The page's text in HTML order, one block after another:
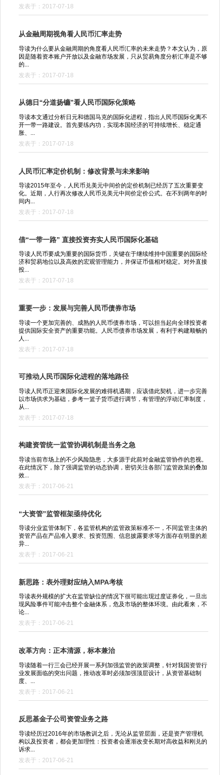
发表于：2017-07-18
从金融周期视角看人民币汇率走势
导读为什么要从金融周期的角度看人民币汇率的未来走势？本文认为，原
因是随着资本账户开放以及金融市场发展，只从贸易角度分析汇率是不够
的...
发表于：2017-07-18
从德日“分道扬镳”看人民币国际化策略
导读本文通过分析日元和德国马克的国际化进程，指出人民币国际化离不
开一带一路建设。首先要练内功，实现本国经济的可持续增长、稳定通
胀、...
发表于：2017-07-18
人民币汇率定价机制：修改背景与未来影响
导读2015年至今，人民币兑美元中间价的定价机制已经历了五次重要变
化。近期，人行再次修改人民币兑美元中间价定价公式。在不到两年的时
间内...
发表于：2017-07-18
借“一带一路” 直接投资夯实人民币国际化基础
导读人民币要成为重要的国际货币，关键在于继续维持中国重要的国际经
济和贸易地位以及高效的宏观管理能力，并保证币值相对稳定。对外直接
投...
发表于：2017-07-18
重要一步：发展与完善人民币债券市场
导读一个更加完善的、成熟的人民币债券市场，可以担当起向全球投资者
提供国际安全资产的重要功能。人民币债券市场发展，有利于构建顺畅的
人...
发表于：2017-07-18
可推动人民币国际化进程的落地路径
导读人民币正迎来国际化发展的难得机遇期，应该借此契机，进一步完善
以市场供求为基础，参考一篮子货币进行调节，有管理的浮动汇率制度，
从...
发表于：2017-07-18
构建资管统一监管协调机制是当务之急
导读当前市场上的不少风险隐患，大多源于此前对金融监管协作的忽视。
在此情况下，除了强调监管的动态协调，密切关注各部门监管政策的叠加
效...
发表于：2017-06-21
“大资管”监管框架亟待优化
导读分业监管体制下，各监管机构的监管政策标准不一，不同监管主体的
资管产品在产品准入要求、投资范围、信息披露要求等方面存在明显的差
异...
发表于：2017-06-21
新思路：表外理财应纳入MPA考核
导读表外规模的扩大在监管缺位的情况下很可能出现过度证券化，一旦出
现风险事件可能冲击整个金融体系，危及市场的整体环境。由此看来，不
论...
发表于：2017-06-21
改革方向：正本清源，标本兼治
导读随着一行三会已经开展一系列加强监管的政策调整，针对我国资管行
业发展面临的突出问题，推动改革时必须加强顶层设计，从资管基础制
度、...
发表于：2017-06-21
反思基金子公司资管业务之路
导读经历过2016年的市场教训之后，无论从监管层面，还是资产管理机
构以及投资者，都会更加理性：投资者会逐渐改变长期对高收益和刚兑的
诉求...
发表于：2017-06-21